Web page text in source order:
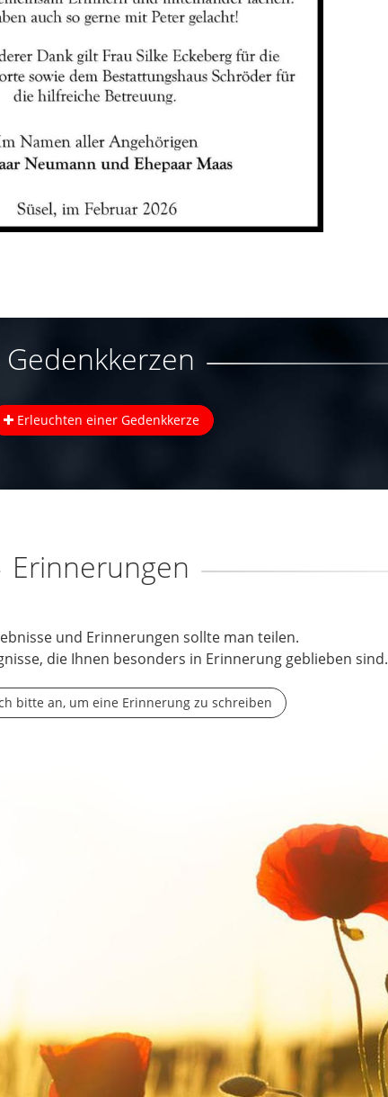
Gedenkkerzen
Erleuchten einer Gedenkkerze
Erinnerungen
und Erinnerungen sollte man teilen.
die Ihnen besonders in Erinnerung geblieben sind.
bitte an, um eine Erinnerung zu schreiben